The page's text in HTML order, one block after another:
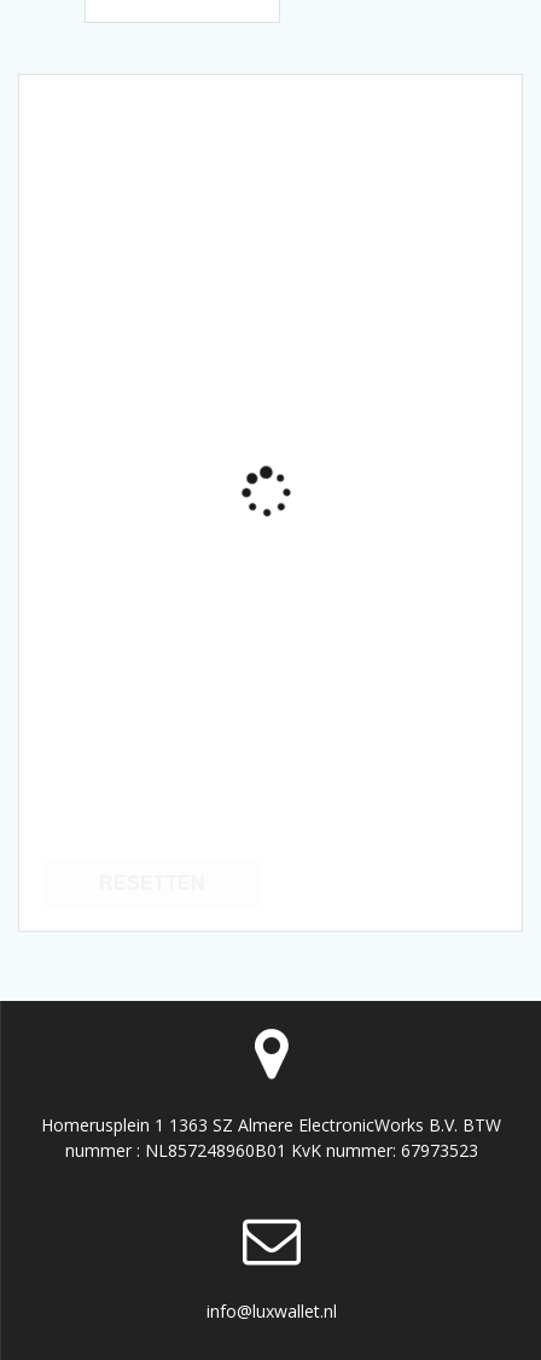
Homerusplein 1 1363 SZ Almere ElectronicWorks B.V. BTW
nummer : NL857248960B01 KvK nummer: 67973523
info@luxwallet.nl